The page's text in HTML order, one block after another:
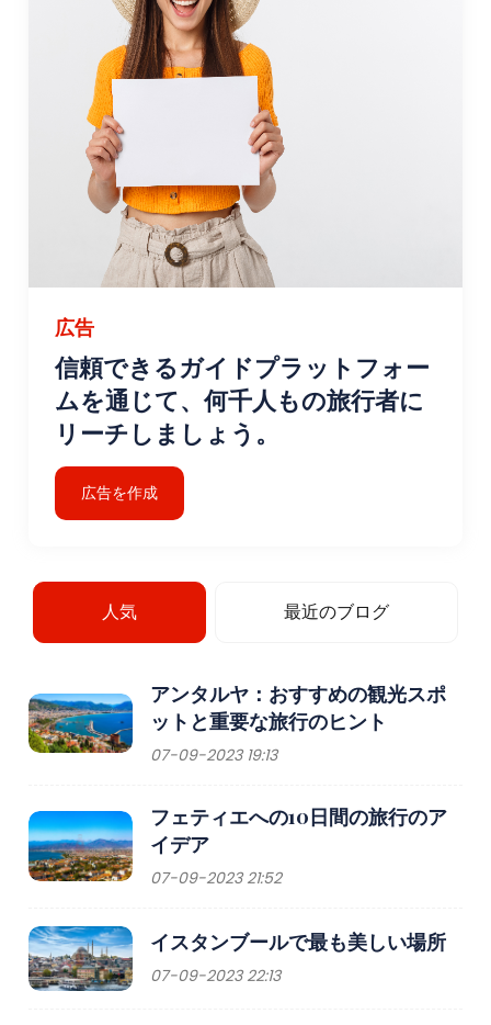
バスでお越しの場合は、Gömeç都市間バスが運行してお
り、アイワルク、ブルハニエ、エドレミトなどの近隣の町
や、イスタンブール、イズミル、バルケシルなどの主要都
市と接続しています。町のバス停は中心部に位置している
ため、旅行者は地元の交通機関に簡単にアクセスできま
最寄りの空港はエドレミト コルフェズ空港で、ゴメチから
約 30 km です。この空港は、イスタンブールやアンカラ
などのトルコの主要都市への国内線便を運航しています。
空港からは、タクシー、レンタカー、またはローカルバス
サービスを利用してゴメチにアクセスできます。
ゴメチに到着したら、移動は簡単です。町は徒歩で探索で
きるほど小さく、主要な観光スポット、ビーチ、レストラ
ンのほとんどが徒歩圏内にあります。近くの町や観光スポ
ットへの旅行には、地元のミニバス (ドルムシュ) やタク
シーをすぐにご利用いただけます。また、この地域をより
自由に探索したい方には、レンタカーも便利な選択肢で
訪問に最適な時期
ゴメチを訪れるのに最適な時期は、気候が穏やかで快適な
気温は20℃～28℃と過ごしやすく、ハイキングや観光、ビ
ーチ遊びなどのアウトドアアクティビティに最適です。春
は特に美しいです。花が咲き、緑が生い茂り、周囲の風景
夏（7 月と 8 月）は、気温が暖かく、太陽の光がたっぷり
と降り注ぎ、ゴメチの観光のピークシーズンです。海水浴
をする人や、水泳、ウィンドサーフィン、セーリングなど
期が最適な時期です。ただし、夏は非常に暑く、気温が摂
氏30度を超えることもあります。この時期に旅行する場合
は暑さへの備えをし、午後は海辺や町のオリーブ畑の木陰
広告
信頼できるガイドプラットフォー
ムを通じて、何千人もの旅行者に
リーチしましょう。
広告を作成
人気 最近のブログ
アンタルヤ：おすすめの観光スポ
ットと重要な旅行のヒント
07-09-2023 19:13
フェティエへの10日間の旅行のア
イデア
07-09-2023 21:52
イスタンブールで最も美しい場所
07-09-2023 22:13